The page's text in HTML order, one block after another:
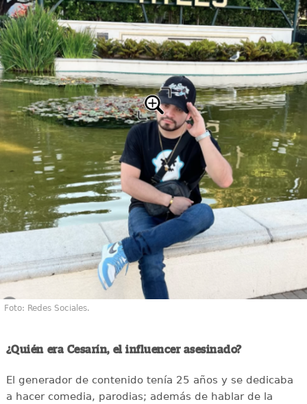
Foto: Redes Sociales.
¿Quién era Cesarín, el influencer asesinado?
El generador de contenido tenía 25 años y se dedicaba
a hacer comedia, parodias; además de hablar de la